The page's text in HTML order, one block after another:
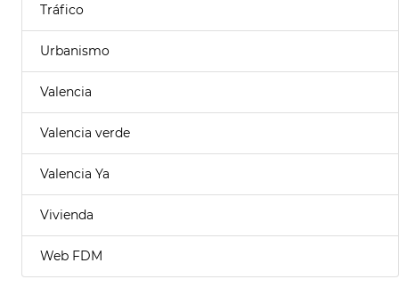
Tráfico
Urbanismo
Valencia
Valencia verde
Valencia Ya
Vivienda
Web FDM